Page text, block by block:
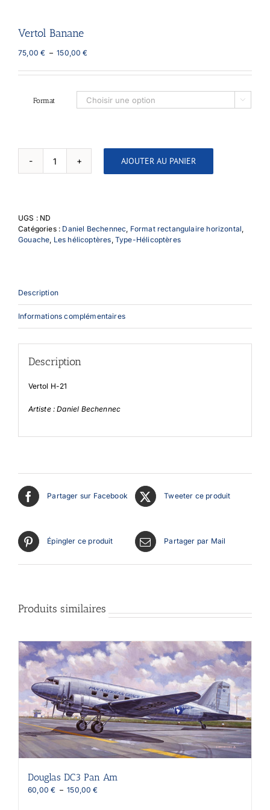
Vertol Banane
75,00€ – 150,00€Plage
prix :
à
150,00 €
Format 
quantité
de
AJOUTER AU PANIER
UGS : ND
Catégories : Daniel Bechennec, Format rectangulaire horizontal,
Gouache, Les hélicoptères, Type-Hélicoptères
Description
Informations complémentaires
Description
Vertol H-21
Artiste : Daniel Bechennec
Partager sur Facebook Tweeter ce produit
Épingler ce produit Partager par Mail
Produits similaires
Douglas DC3 Pan Am
60,00€ – 150,00€Plage